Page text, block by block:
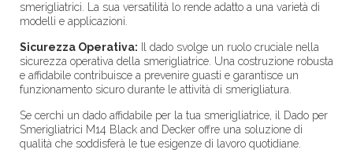
smerigliatrici. La sua versatilità lo rende adatto a una varietà di
modelli e applicazioni.
Sicurezza Operativa: Il dado svolge un ruolo cruciale nella
sicurezza operativa della smerigliatrice. Una costruzione robusta
e affidabile contribuisce a prevenire guasti e garantisce un
funzionamento sicuro durante le attività di smerigliatura.
Se cerchi un dado affidabile per la tua smerigliatrice, il Dado per
Smerigliatrici M14 Black and Decker offre una soluzione di
qualità che soddisferà le tue esigenze di lavoro quotidiane.